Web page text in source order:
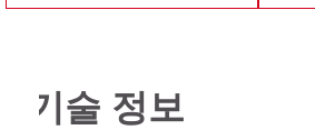
기술 정보